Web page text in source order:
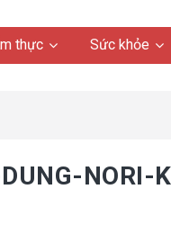
thực Sức khỏe
NORI-